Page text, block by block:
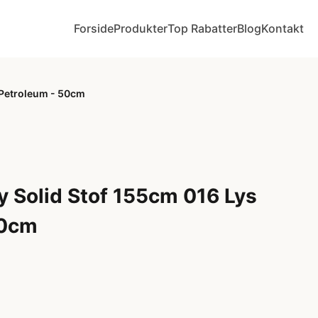
ForsideProdukterTop RabatterBlogKontakt
- 50cm
Solid Stof 155cm 016 Lys